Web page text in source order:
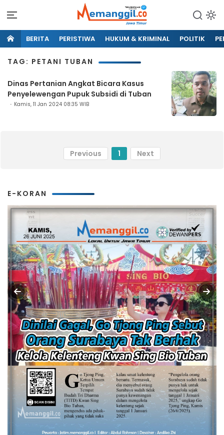
BERITA PERISTIWA HUKUM & KRIMINAL POLITIK
TAG: PETANI TUBAN
Dinas Pertanian Angkat Bicara Kasus
Penyelewengan Pupuk Subsidi di Tuban
Kamis, 11 Jan 2024 08:35 WIB
Previous 1 Next
E-KORAN